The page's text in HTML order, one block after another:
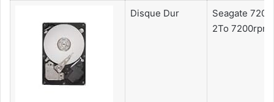
Disque Dur
Seagate
2To 7200rpm